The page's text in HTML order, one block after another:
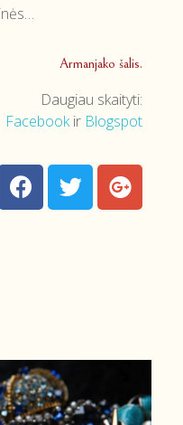
Armanjako šalis.
Daugiau skaityti:
Facebookir Blogspot